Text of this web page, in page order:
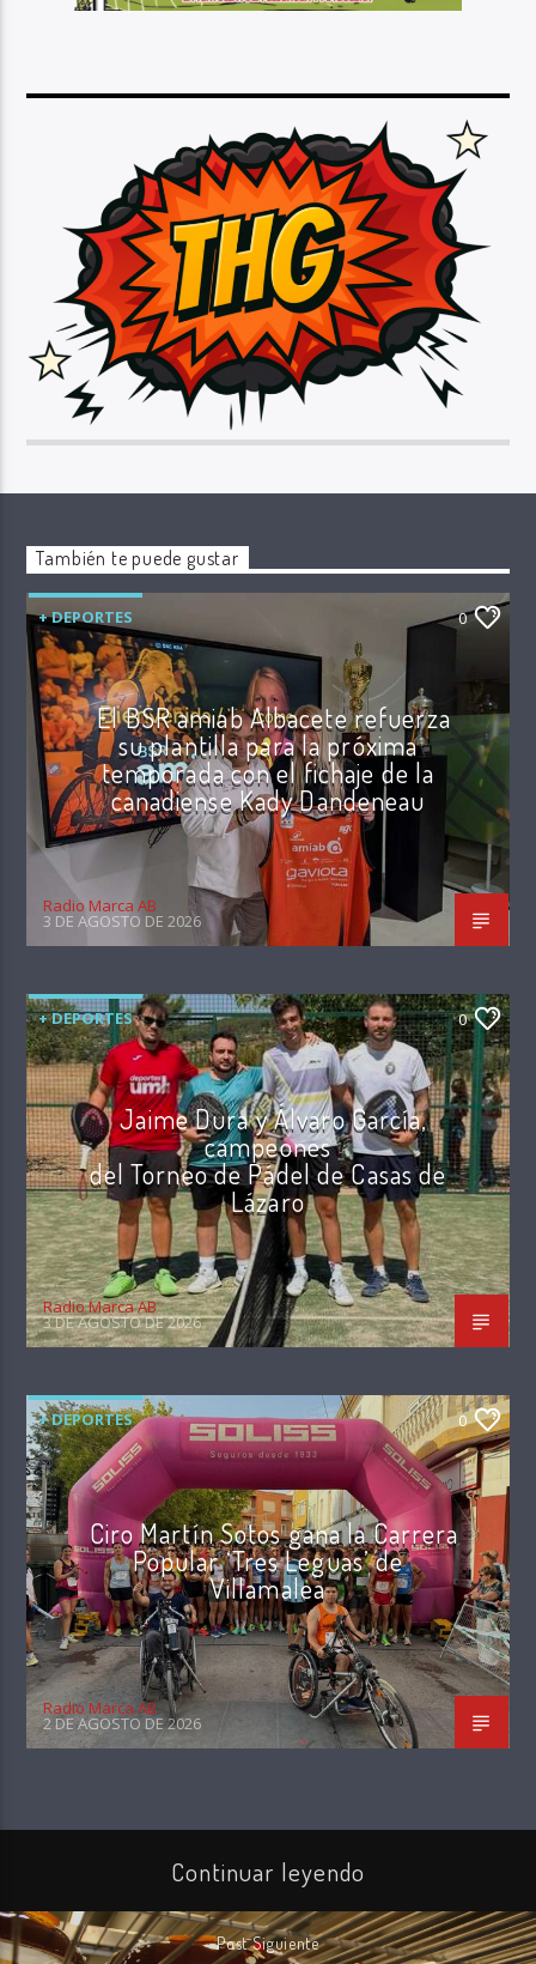
También te puede gustar
+ DEPORTES 0
El BSR amiab Albacete refuerza
su plantilla para la próxima
temporada con el fichaje de la
canadiense Kady Dandeneau
Radio Marca AB
3 DE AGOSTO DE 2026
+ DEPORTES 0
Jaime Dura y Álvaro García,
campeones
del Torneo de Pádel de Casas de
Lázaro
Radio Marca AB
3 DE AGOSTO DE 2026
+ DEPORTES 0
Ciro Martín Sotos gana la Carrera
Popular ‘Tres Leguas’ de
Villamalea
Radio Marca AB
2 DE AGOSTO DE 2026
Continuar leyendo
Post Siguiente